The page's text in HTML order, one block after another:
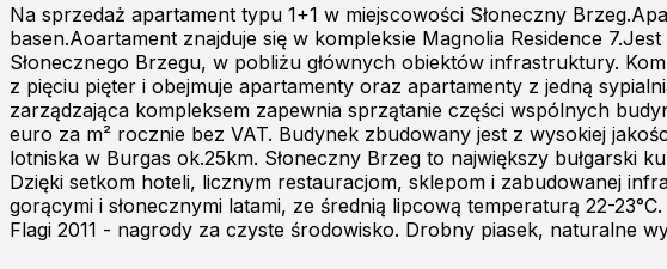
Na sprzedaż apartament typu 1+1 w miejscowości Słoneczny
basen.Aoartament znajduje się w kompleksie Magnolia Residence
Słonecznego Brzegu, w pobliżu głównych obiektów infrastruktury.
z pięciu pięter i obejmuje apartamenty oraz apartamenty z jedną
zarządzająca kompleksem zapewnia sprzątanie części wspólnych
euro za m² rocznie bez VAT. Budynek zbudowany jest z wysokiej
lotniska w Burgas ok.25km. Słoneczny Brzeg to największy bułgarski
Dzięki setkom hoteli, licznym restauracjom, sklepom i zabudowanej
gorącymi i słonecznymi latami, ze średnią lipcową temperaturą 22-
Flagi 2011 - nagrody za czyste środowisko. Drobny piasek, naturalne